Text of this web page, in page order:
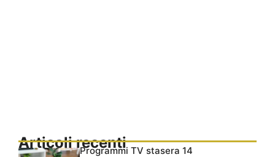
Articoli recentiProgrammi TV stasera 14